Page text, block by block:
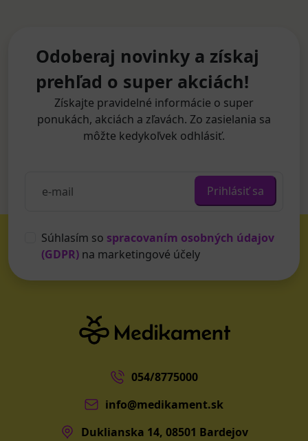
Odoberaj novinky a získaj
prehľad o super akciách!
Získajte pravidelné informácie o super
ponukách, akciách a zľavách. Zo zasielania sa
môžte kedykoľvek odhlásiť.
Prihlásiť sa
Súhlasím so spracovaním osobných údajov
(GDPR) na marketingové účely
054/8775000
info@medikament.sk
Duklianska 14, 08501 Bardejov